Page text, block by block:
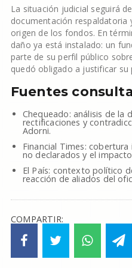
La situación judicial seguirá
documentación respaldatoria
origen de los fondos. En
daño ya está instalado: un
parte de su perfil público
quedó obligado a justificar
Fuentes
Chequeado: análisis de la
rectificaciones y
Adorni.
Financial Times:
no declarados y el
El País: contexto político
reacción de aliados del
COMPARTIR: